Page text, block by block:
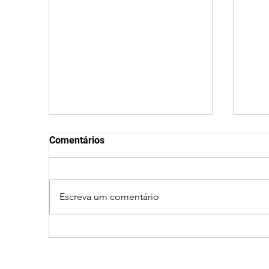
encontrado morto em
Comentários
Escreva um comentário